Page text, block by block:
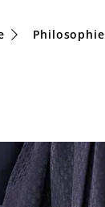
Philosophie